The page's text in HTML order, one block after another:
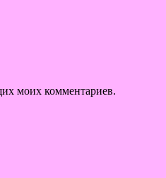
моих комментариев.